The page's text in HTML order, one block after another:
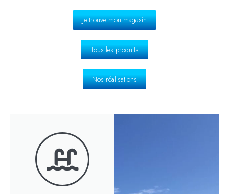
Je trouve mon magasin
Tous les produits
Nos réalisations